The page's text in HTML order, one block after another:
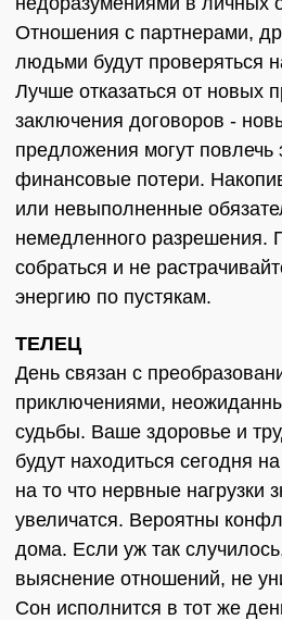
Отношения с партнерами,
людьми будут проверяться
Лучше отказаться от новых
заключения договоров -
предложения могут повлечь
финансовые потери.
или невыполненные
немедленного разрешения.
собраться и не
энергию по пустякам.
ТЕЛЕЦ
День связан с
приключениями,
судьбы. Ваше здоровье и
будут находиться сегодня
на то что нервные нагрузки
увеличатся. Вероятны
дома. Если уж так
выяснение отношений, не
Сон исполнится в тот же